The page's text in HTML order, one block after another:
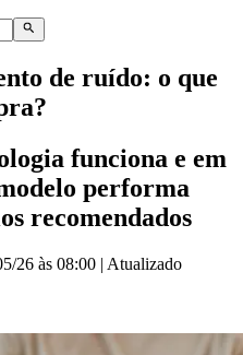
de ruído: o que
funciona e em
performa
recomendados
26 às 08:00 | Atualizado